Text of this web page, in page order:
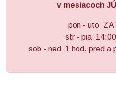
v mesiacoch
pon - uto
str - pia
sob - ned 1 hod. pred a